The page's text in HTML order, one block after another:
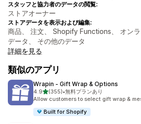
スタッフと協力者のデータの閲覧:
ストアオーナー
ストアデータを表示および編集:
商品、 注文、 Shopify Functions、 オン
データ、 その他のデータ
詳細を見る
類似のアプリ
Wrapin ‑ Gift Wrap & Options
4.95つ星中
(355)
合計レビュー数：355件
•無料プランあり
Allow customers to select gift wrap &
Built for Shopify